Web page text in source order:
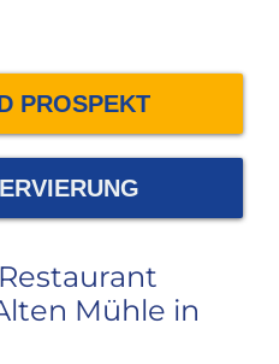
PROSPEKT
Mühle in